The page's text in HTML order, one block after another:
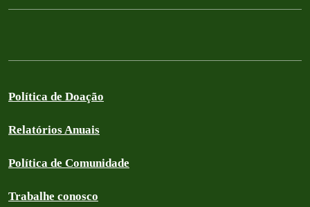
Política de Doação
Relatórios Anuais
Política de Comunidade
Trabalhe conosco